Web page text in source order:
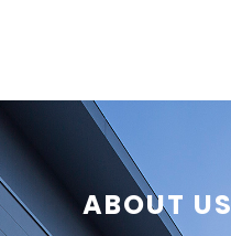
ABOUT US